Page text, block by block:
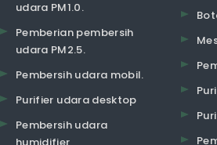
udara PM1.0.
Pemberian pembersih
udara PM2.5.
Pembersih udara mobil.
Purifier udara desktop
Pembersih udara